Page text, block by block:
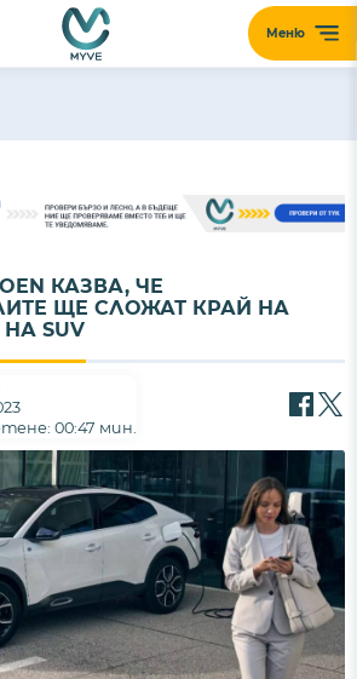
Меню
КАЗВА, ЧЕ
ЩЕ СЛОЖАТ КРАЙ НА
SUV
00:47 мин.